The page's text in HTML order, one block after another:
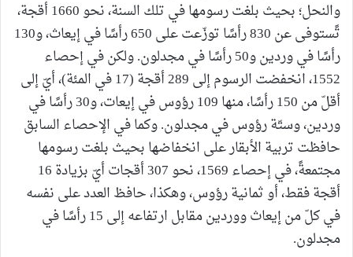
والنحل؛ بحيث بلغت رسومها في تلك السنة، نحو 1660 أقجة،
تًستوفى عن 830 رأسًا توزّعت على 650 رأسًا في إيعاث، و130
رأسًا في وردين و50 رأسًا في مجدلون. ولكن في إحصاء
1552، انخفضت الرسوم إلى 289 أقجة (17 في المئة)، أيّ إلى
أقلّ من 150 رأسًا، منها 109 رؤوس في إيعات، و30 رأسًا في
وردين، وستّة رؤوس في مجدلون. وكما في الإحصاء السابق
حافظت تربية الأبقار على انخفاضها بحيث بلغت رسومها
مجتمعةً، في إحصاء 1569، نحو 307 أقجات أيّ بزيادة 16
أقجة فقط، أو ثمانية رؤوس، وهكذا، حافظ العدد على نفسه
في كلّ من إيعاث ووردين مقابل ارتفاعه إلى 15 رأسًا في
مجدلون.